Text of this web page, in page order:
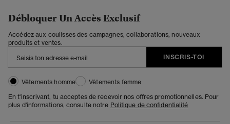
Débloquer Un Accès Exclusif
Accédez aux coulisses des campagnes, collaborations, nouveaux
produits et ventes.
INSCRIS-TOI
Vêtements homme
Vêtements femme
En t'inscrivant, tu acceptes de recevoir nos offres promotionnelles. Pour
plus d'informations, consulte notre Politique de confidentialité